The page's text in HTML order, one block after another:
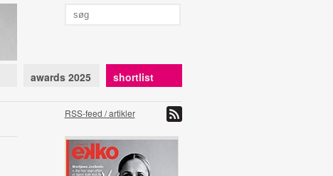
awards 2025 shortlist
RSS-feed / artikler